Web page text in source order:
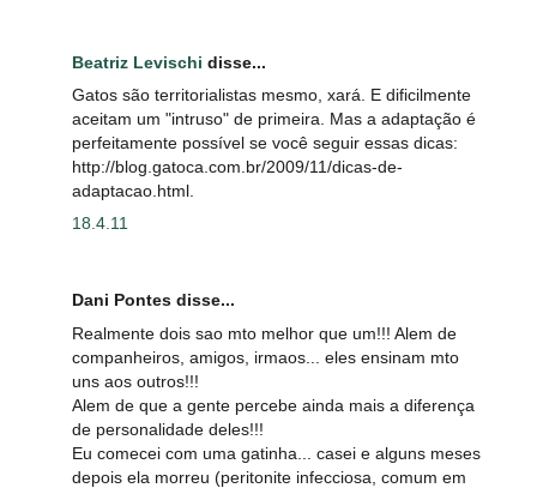
Beatriz Levischi disse...
Gatos são territorialistas mesmo, xará. E dificilmente
aceitam um "intruso" de primeira. Mas a adaptação é
perfeitamente possível se você seguir essas dicas:
http://blog.gatoca.com.br/2009/11/dicas-de-
adaptacao.html.
18.4.11
Dani Pontes disse...
Realmente dois sao mto melhor que um!!! Alem de
companheiros, amigos, irmaos... eles ensinam mto
uns aos outros!!!
Alem de que a gente percebe ainda mais a diferença
de personalidade deles!!!
Eu comecei com uma gatinha... casei e alguns meses
depois ela morreu (peritonite infecciosa, comum em